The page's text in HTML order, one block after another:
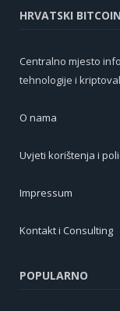
HRVATSKI
Centralno mjesto
tehnologije i
O nama
Uvjeti korištenja i
Impressum
Kontakt i Consulting
POPULARNO